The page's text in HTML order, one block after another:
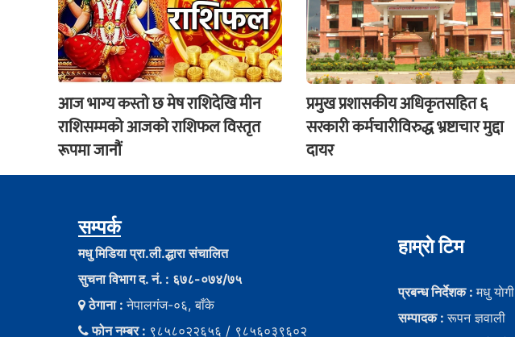
आज भाग्य कस्ताे छ मेष राशिदेखि मीन
राशिसम्मको आजको राशिफल विस्तृत
रूपमा जानौं
प्रमुख प्रशासकीय अधिकृतसहित ६
सरकारी कर्मचारीविरुद्ध भ्रष्टाचार मुद्दा
दायर
सम्पर्क
मधु मिडिया प्रा.ली.द्धारा संचालित
सुचना विभाग द. नं. : ६७८-०७४/७५
ठेगाना :नेपालगंज-०६, बाँके
फोन नम्बर : ९८५८०२२६५६ / ९८५६०३९६०२
हाम्राे टिम
प्रबन्ध निर्देशक :मधु याेगी
सम्पादक :रूपन ज्ञवाली